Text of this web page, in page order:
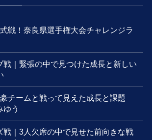
戦！奈良県選手権大会チャレンジラ
戦｜緊張の中で見つけた成長と新しい
チームと戦って見えた成長と課題
ゆう
戦｜3人欠席の中で見せた前向きな戦